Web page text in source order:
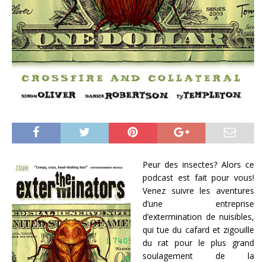
Peur des insectes? Alors ce
podcast est fait pour vous!
Venez suivre les aventures
d’une entreprise
d’extermination de nuisibles,
qui tue du cafard et zigouille
du rat pour le plus grand
soulagement de la